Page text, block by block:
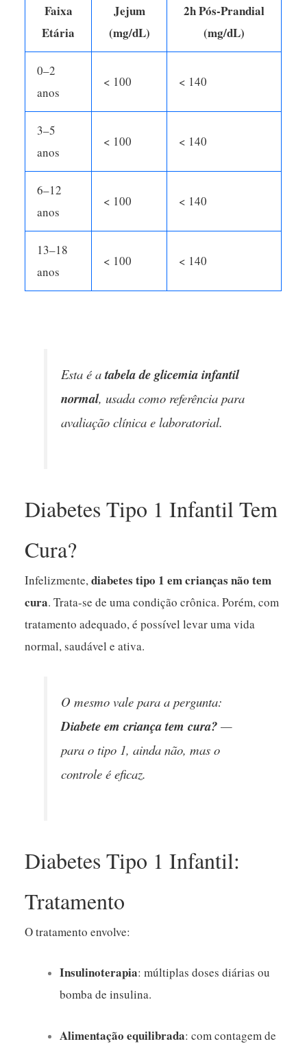
Faixa
Etária
Jejum
(mg/dL)
2h Pós-Prandial
(mg/dL)
0–2
anos
< 100 < 140
3–5
anos
< 100 < 140
6–12
anos
< 100 < 140
13–18
anos
< 100 < 140
Esta é atabela de glicemia infantil
normal, usada como referência para
avaliação clínica e laboratorial.
Diabetes Tipo 1 Infantil Tem
Cura?
Infelizmente,diabetes tipo 1 em crianças não tem
cura. Trata-se de uma condição crônica. Porém, com
tratamento adequado, é possível levar uma vida
normal, saudável e ativa.
O mesmo vale para a pergunta:
Diabete em criança tem cura? —
para o tipo 1, ainda não, mas o
controle é eficaz.
Diabetes Tipo 1 Infantil:
Tratamento
O tratamento envolve:
Insulinoterapia: múltiplas doses diárias ou
bomba de insulina.
Alimentação equilibrada: com contagem de